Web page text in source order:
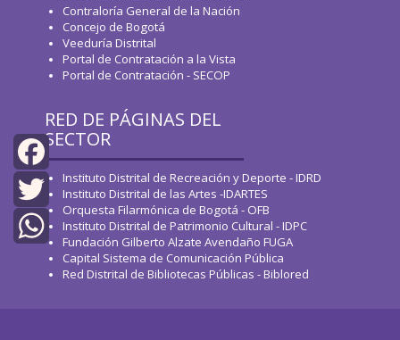
Facebook
Twitter
WhatsApp
Contraloría General de la Nación
Concejo de Bogotá
Veeduría Distrital
Portal de Contratación a la Vista
Portal de Contratación - SECOP
RED DE PÁGINAS DEL
SECTOR
Instituto Distrital de Recreación y Deporte - IDRD
Instituto Distrital de las Artes -IDARTES
Orquesta Filarmónica de Bogotá - OFB
Instituto Distrital de Patrimonio Cultural - IDPC
Fundación Gilberto Alzate Avendaño FUGA
Capital Sistema de Comunicación Pública
Red Distrital de Bibliotecas Públicas - Biblored